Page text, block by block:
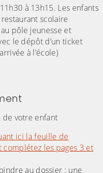
à 13h15. Les enfants
scolaire
pôle jeunesse et
le dépôt d’un ticket
à l’école)
votre enfant
ici la feuille de
les pages 3 et
au dossier : une